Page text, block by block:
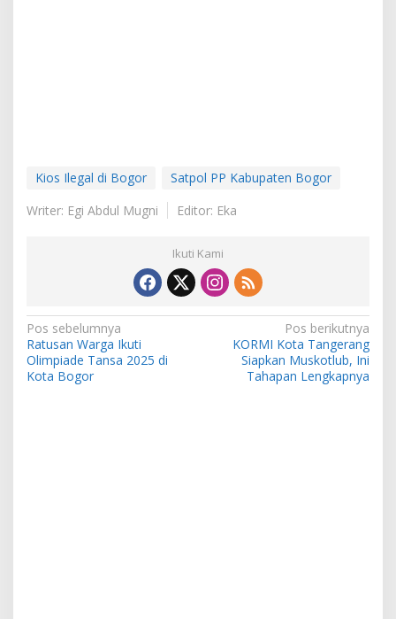
Kios Ilegal di Bogor
Satpol PP Kabupaten Bogor
Writer: Egi Abdul Mugni
Editor: Eka
Ikuti Kami
Navigasi
pos
Pos sebelumnya
Ratusan Warga Ikuti
Olimpiade Tansa 2025 di
Kota Bogor
Pos berikutnya
KORMI Kota Tangerang
Siapkan Muskotlub, Ini
Tahapan Lengkapnya